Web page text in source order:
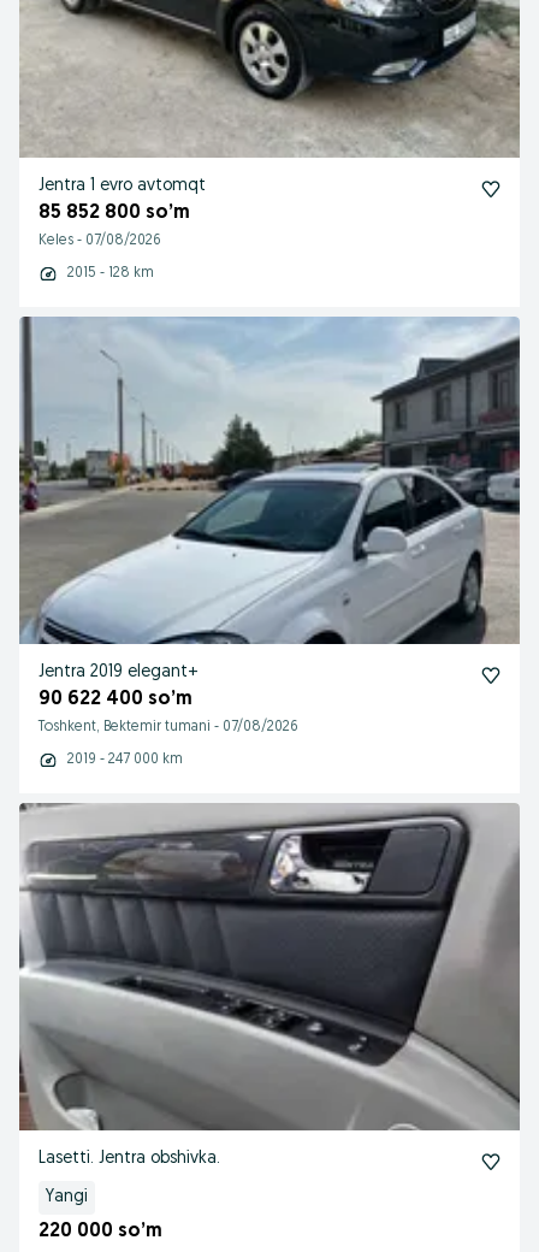
Jentra 1 evro avtomqt
85 852 800 so’m
Keles - 07/08/2026
2015 - 128 km
Jentra 2019 elegant+
90 622 400 so’m
Toshkent, Bektemir tumani - 07/08/2026
2019 - 247 000 km
Lasetti. Jentra obshivka.
Yangi
220 000 so’m